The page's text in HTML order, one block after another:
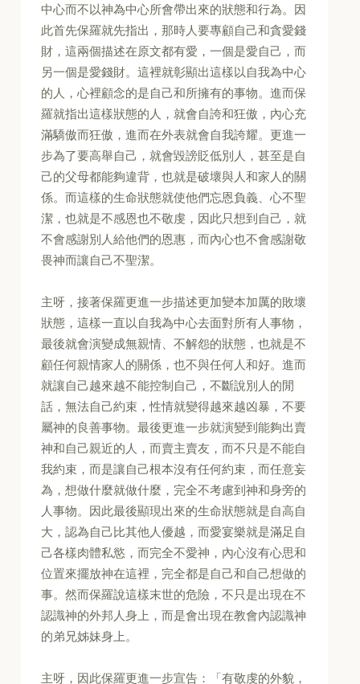
中心而不以神為中心所會帶出來的狀態和行為。因
此首先保羅就先指出，那時人要專顧自己和貪愛錢
財，這兩個描述在原文都有愛，一個是愛自己，而
另一個是愛錢財。這裡就彰顯出這樣以自我為中心
的人，心裡顧念的是自己和所擁有的事物。進而保
羅就指出這樣狀態的人，就會自誇和狂傲，內心充
滿驕傲而狂傲，進而在外表就會自我誇耀。更進一
步為了要高舉自己，就會毀謗貶低別人，甚至是自
己的父母都能夠違背，也就是破壞與人和家人的關
係。而這樣的生命狀態就使他們忘恩負義、心不聖
潔，也就是不感恩也不敬虔，因此只想到自己，就
不會感謝別人給他們的恩惠，而內心也不會感謝敬
畏神而讓自己不聖潔。
主呀，接著保羅更進一步描述更加變本加厲的敗壞
狀態，這樣一直以自我為中心去面對所有人事物，
最後就會演變成無親情、不解怨的狀態，也就是不
顧任何親情家人的關係，也不與任何人和好。進而
就讓自己越來越不能控制自己，不斷說別人的閒
話，無法自己約束，性情就變得越來越凶暴，不要
屬神的良善事物。最後更進一步就演變到能夠出賣
神和自己親近的人，而賣主賣友，而不只是不能自
我約束，而是讓自己根本沒有任何約束，而任意妄
為，想做什麼就做什麼，完全不考慮到神和身旁的
人事物。因此最後顯現出來的生命狀態就是自高自
大，認為自己比其他人優越，而愛宴樂就是滿足自
己各樣肉體私慾，而完全不愛神，內心沒有心思和
位置來擺放神在這裡，完全都是自己和自己想做的
事。然而保羅說這樣末世的危險，不只是出現在不
認識神的外邦人身上，而是會出現在教會內認識神
的弟兄姊妹身上。
主呀，因此保羅更進一步宣告：「有敬虔的外貌，